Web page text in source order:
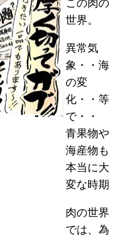
この肉の
世界。
異常気
象・・海
の変
化・・等
で・・
青果物や
海産物も
本当に大
変な時期
肉の世界
では、為